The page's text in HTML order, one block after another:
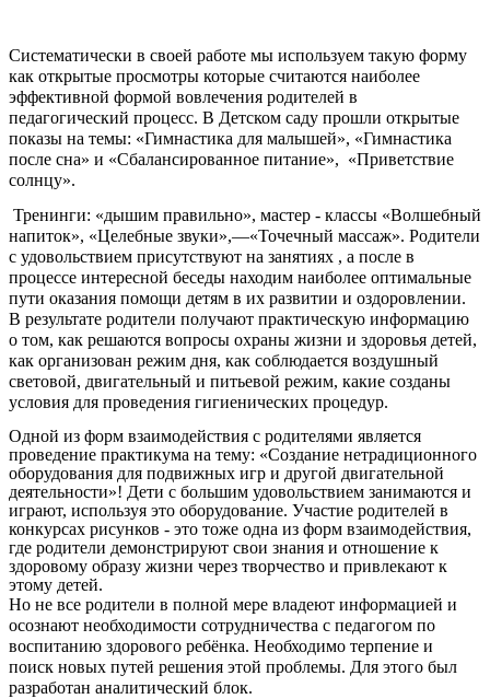
Систематически в своей работе мы используем такую форму
как открытые просмотры которые считаются наиболее
эффективной формой вовлечения родителей в
педагогический процесс. В Детском саду прошли открытые
показы на темы: «Гимнастика для малышей», «Гимнастика
после сна» и «Сбалансированное питание», «Приветствие
солнцу».
Тренинги: «дышим правильно», мастер - классы «Волшебный
напиток», «Целебные звуки»,—«Точечный массаж». Родители
с удовольствием присутствуют на занятиях , а после в
процессе интересной беседы находим наиболее оптимальные
пути оказания помощи детям в их развитии и оздоровлении.
В результате родители получают практическую информацию
о том, как решаются вопросы охраны жизни и здоровья детей,
как организован режим дня, как соблюдается воздушный
световой, двигательный и питьевой режим, какие созданы
условия для проведения гигиенических процедур.
Одной из форм взаимодействия с родителями является
проведение практикума на тему: «Создание нетрадиционного
оборудования для подвижных игр и другой двигательной
деятельности»! Дети с большим удовольствием занимаются и
играют, используя это оборудование. Участие родителей в
конкурсах рисунков - это тоже одна из форм взаимодействия,
где родители демонстрируют свои знания и отношение к
здоровому образу жизни через творчество и привлекают к
этому детей.
Но не все родители в полной мере владеют информацией и
осознают необходимости сотрудничества с педагогом по
воспитанию здорового ребёнка. Необходимо терпение и
поиск новых путей решения этой проблемы. Для этого был
разработан аналитический блок.